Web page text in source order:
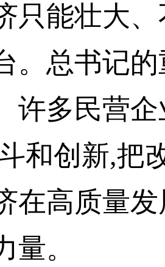
只能壮大
。总书记
许多民营
和创新,把
在高质量
量。